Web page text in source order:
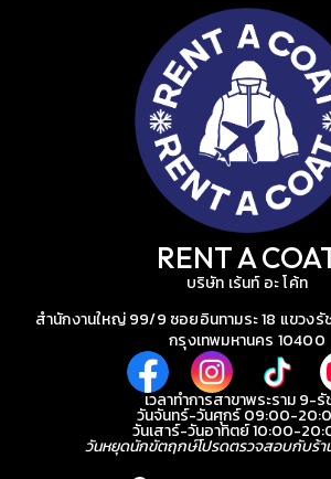
RENT A
บริษัท เร้นท์ อะ โค้ท
สำนักงานใหญ่ 99/9 ซอยอินทามระ 18 แขวงรั
กรุงเทพมหานคร 10400
เวลาทำการสาขาพระราม 9-รั
วันจันทร์-วันศุกร์ 09:00-
วันเสาร์-วันอาทิตย์ 10:00-
วันหยุดนักขัตฤกษ์โปรดตรวจสอบกับร้า